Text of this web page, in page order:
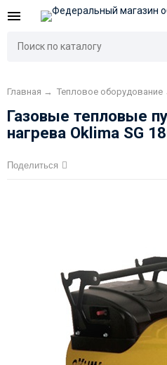
Главная → Тепловое оборудование
Газовые тепловые
нагрева Oklima SG
Поделиться